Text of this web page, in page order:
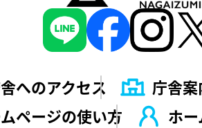
へのアクセス
庁舎案
ページの使い⽅
ホ